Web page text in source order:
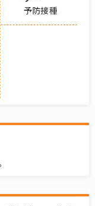
予防接種